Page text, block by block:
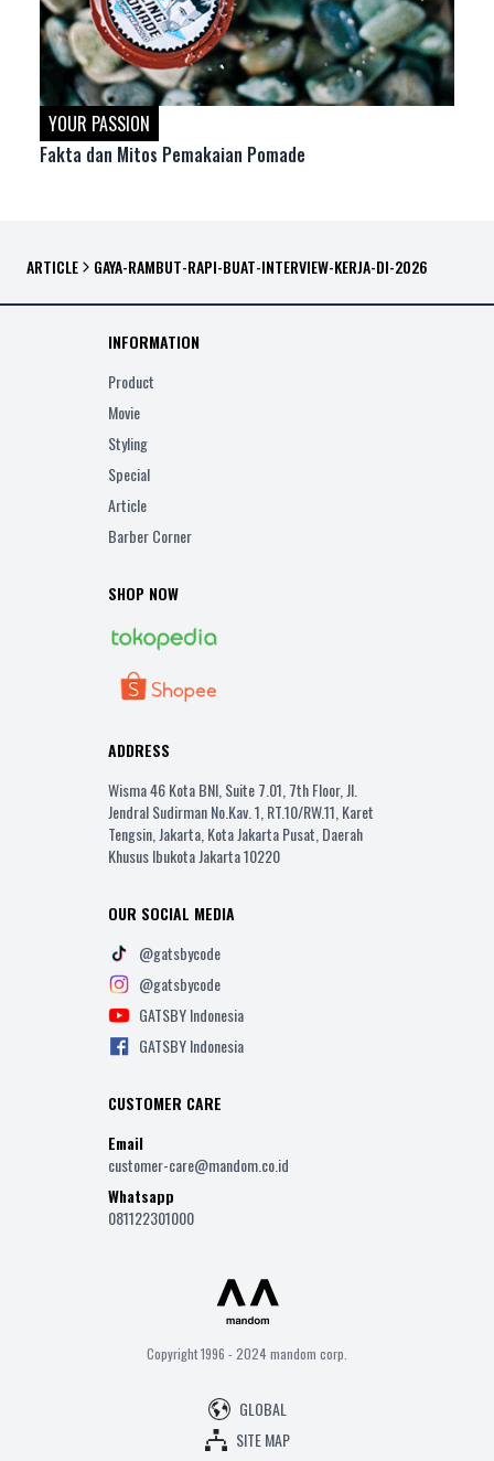
YOUR PASSION
Fakta dan Mitos Pemakaian Pomade
ARTICLE GAYA-RAMBUT-RAPI-BUAT-INTERVIEW-KERJA-DI-2026
INFORMATION
Product
Movie
Styling
Special
Article
Barber Corner
SHOP NOW
ADDRESS
Wisma 46 Kota BNI, Suite 7.01, 7th Floor, Jl.
Jendral Sudirman No.Kav. 1, RT.10/RW.11, Karet
Tengsin, Jakarta, Kota Jakarta Pusat, Daerah
Khusus Ibukota Jakarta 10220
OUR SOCIAL MEDIA
@gatsbycode
@gatsbycode
GATSBY Indonesia
GATSBY Indonesia
CUSTOMER CARE
Email
customer-care@mandom.co.id
Whatsapp
081122301000
Copyright 1996 - 2024 mandom corp.
GLOBAL
SITE MAP